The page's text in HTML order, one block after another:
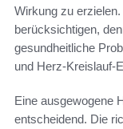
Wirkung zu
berücksichtigen,
gesundheitliche
und Herz-Kreislauf-
Eine ausgewogene
entscheidend. Die